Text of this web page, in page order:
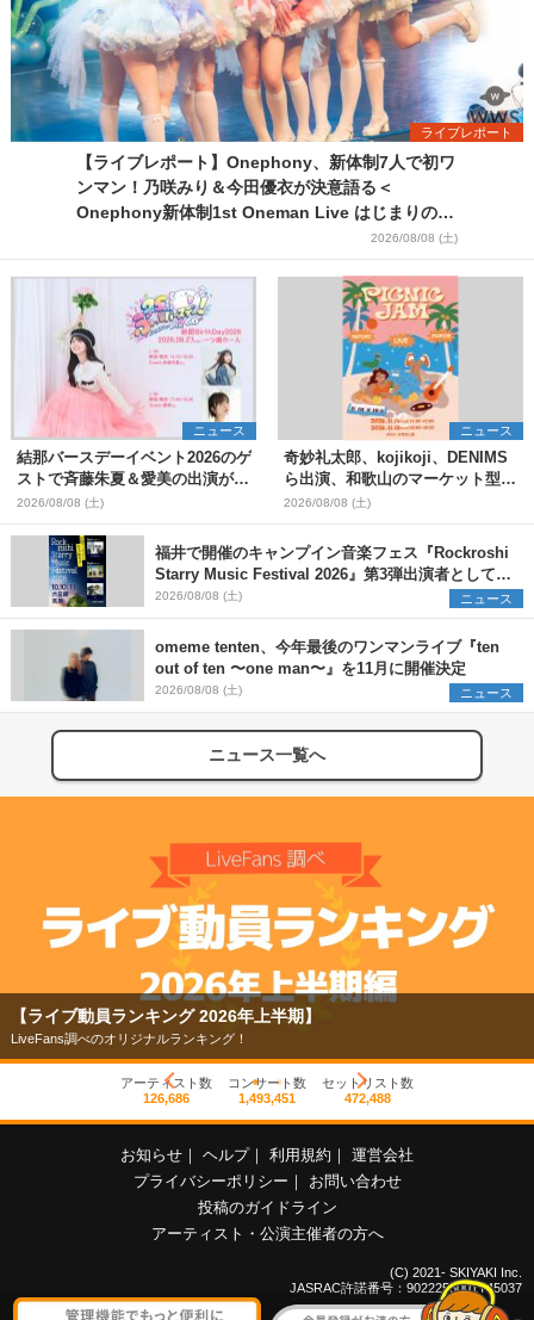
ライブレポート
【ライブレポート】Onephony、新体制7人で初ワ
ンマン！乃咲みり＆今田優衣が決意語る＜
Onephony新体制1st Oneman Live はじまりの夏
2026/08/08 (土)
ニュース
結那バースデーイベント2026のゲ
ストで斉藤朱夏＆愛美の出演が決
定
2026/08/08 (土)
ニュース
奇妙礼太郎、kojikoji、DENIMS
ら出演、和歌山のマーケット型野
外イベント『PICNIC JAM
2026』早割チケット発売開始
2026/08/08 (土)
福井で開催のキャンプイン音楽フェス『Rockroshi
Starry Music Festival 2026』第3弾出演者として
SCOOBIE DO、かりゆし58、Reiを発表
2026/08/08 (土) ニュース
omeme tenten、今年最後のワンマンライブ『ten
out of ten 〜one man〜』を11月に開催決定
2026/08/08 (土) ニュース
ニュース一覧へ
【ライブ動員ランキング 2026年上半期】
LiveFans調べのオリジナルランキング！
アーティスト数
126,686
コンサート数
1,493,451
セットリスト数
472,488
お知らせ ヘルプ 利用規約
運営会社
プライバシーポリシー
お問い合わせ
投稿のガイドライン
アーティスト・公演主催者の方へ
(C) 2021- SKIYAKI Inc.
JASRAC許諾番号：9022255001Y45037